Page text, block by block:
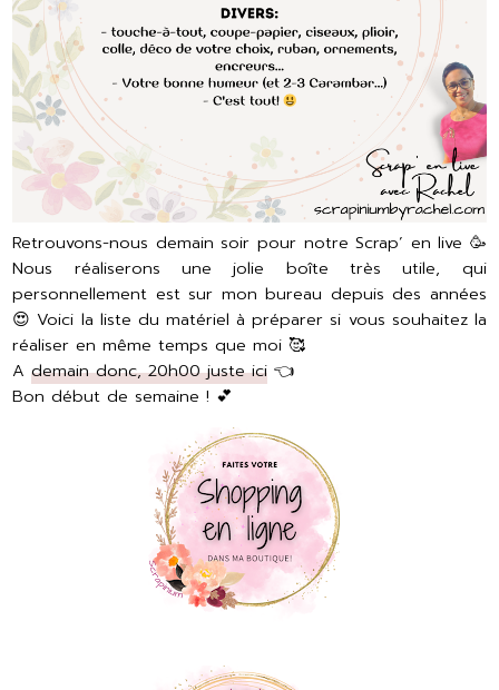
Retrouvons-nous demain soir pour notre Scrap’ en live 🥳
Nous réaliserons une jolie boîte très utile, qui
personnellement est sur mon bureau depuis des années
😍 Voici la liste du matériel à préparer si vous souhaitez la
réaliser en même temps que moi 🥰
Ademain donc, 20h00 juste ici 👈
Bon début de semaine ! 💕